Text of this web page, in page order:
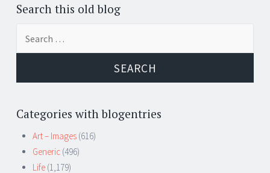
Search this old blog
Categories with blogentries
Art – Images (616)
Generic (496)
Life (1,179)